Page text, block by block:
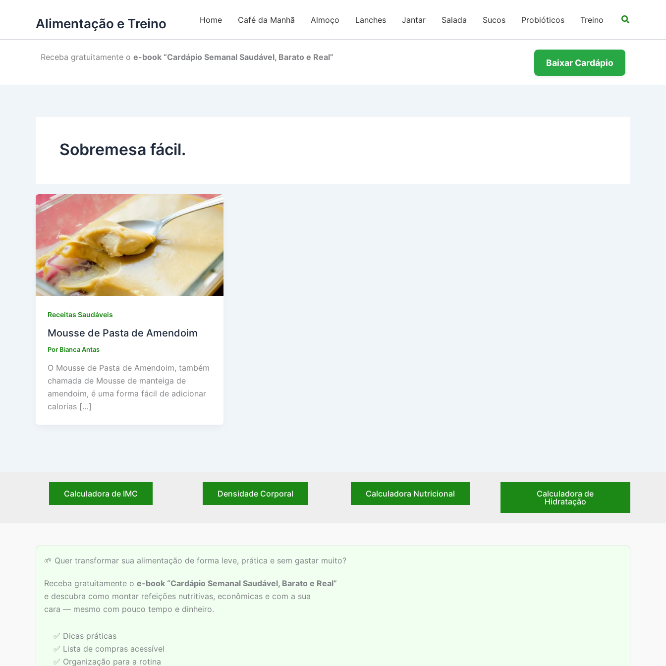
Alimentação e Treino Home Café da Manhã Almoço Lanches Jantar Salada Sucos Probióticos Treino
Receba gratuitamente o e-book “Cardápio Semanal Saudável, Barato e Real”
Baixar Cardápio
Sobremesa fácil.
Receitas Saudáveis
Mousse de Pasta de Amendoim
Por Bianca Antas
O Mousse de Pasta de Amendoim, também
chamada de Mousse de manteiga de
amendoim, é uma forma fácil de adicionar
calorias […]
Calculadora de IMC Densidade Corporal Calculadora Nutricional
Calculadora de
Hidratação
🌱 Quer transformar sua alimentação de forma leve, prática e sem gastar muito?
Receba gratuitamente o e-book “Cardápio Semanal Saudável, Barato e Real”
e descubra como montar refeições nutritivas, econômicas e com a sua
cara — mesmo com pouco tempo e dinheiro.
✅ Dicas práticas
✅ Lista de compras acessível
✅ Organização para a rotina